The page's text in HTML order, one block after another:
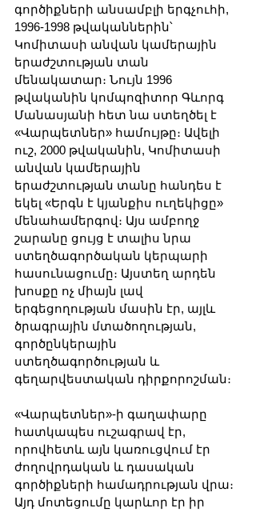
գործիքների անսամբլի երգչուհի,
1996-1998 թվականներին՝
Կոմիտասի անվան կամերային
երաժշտության տան
մենակատար։ Նույն 1996
թվականին կոմպոզիտոր Գևորգ
Մանասյանի հետ նա ստեղծել է
«Վարպետներ» համույթը։ Ավելի
ուշ, 2000 թվականին, Կոմիտասի
անվան կամերային
երաժշտության տանը հանդես է
եկել «Երգն է կյանքիս ուղեկիցը»
մենահամերգով։ Այս ամբողջ
շարանը ցույց է տալիս նրա
ստեղծագործական կերպարի
հասունացումը։ Այստեղ արդեն
խոսքը ոչ միայն լավ
երգեցողության մասին էր, այլև
ծրագրային մտածողության,
գործընկերային
ստեղծագործության և
գեղարվեստական դիրքորոշման։
«Վարպետներ»-ի գաղափարը
հատկապես ուշագրավ էր,
որովհետև այն կառուցվում էր
ժողովրդական և դասական
գործիքների համադրության վրա։
Այդ մոտեցումը կարևոր էր իր